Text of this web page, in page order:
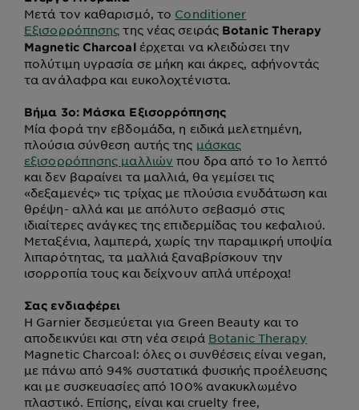
Μετά τον καθαρισμό, το Conditioner
Εξισορρόπησης της νέας σειράς Botanic Therapy
Magnetic Charcoalέρχεται να κλειδώσει την
πολύτιμη υγρασία σε μήκη και άκρες, αφήνοντάς
τα ανάλαφρα και ευκολοχτένιστα.
Βήμα 3ο: Μάσκα Εξισορρόπησης
Μία φορά την εβδομάδα, η ειδικά μελετημένη,
πλούσια σύνθεση αυτής της μάσκας
εξισορρόπησης μαλλιών που δρα από το 1ο λεπτό
και δεν βαραίνει τα μαλλιά, θα γεμίσει τις
«δεξαμενές» τις τρίχας με πλούσια ενυδάτωση και
θρέψη- αλλά και με απόλυτο σεβασμό στις
ιδιαίτερες ανάγκες της επιδερμίδας του κεφαλιού.
Μεταξένια, λαμπερά, χωρίς την παραμικρή υποψία
λιπαρότητας, τα μαλλιά ξαναβρίσκουν την
ισορροπία τους και δείχνουν απλά υπέροχα!
Σας ενδιαφέρει
Η Garnier δεσμεύεται για Green Beauty και το
αποδεικνύει και στη νέα σειρά Botanic Therapy
Magnetic Charcoal: όλες οι συνθέσεις είναι vegan,
με πάνω από 94% συστατικά φυσικής προέλευσης
και με συσκευασίες από 100% ανακυκλωμένο
πλαστικό. Επίσης, είναι και cruelty free,